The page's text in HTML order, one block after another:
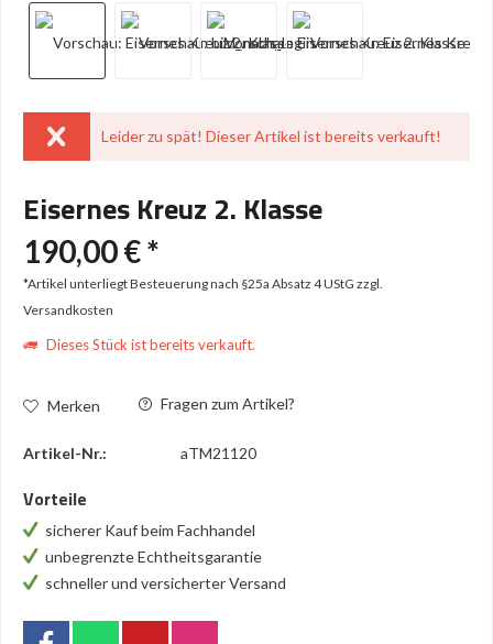
Leider zu spät! Dieser Artikel ist bereits verkauft!
Eisernes Kreuz 2. Klasse
190,00 € *
*Artikel unterliegt Besteuerung nach §25a Absatz 4 UStG zzgl.
Versandkosten
Dieses Stück ist bereits verkauft.
Merken Fragen zum Artikel?
Artikel-Nr.: aTM21120
Vorteile
sicherer Kauf beim Fachhandel
unbegrenzte Echtheitsgarantie
schneller und versicherter Versand